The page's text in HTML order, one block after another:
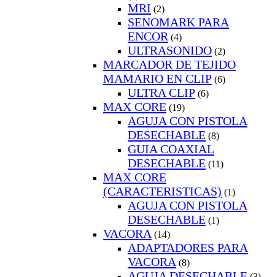
MRI (2)
SENOMARK PARA
ENCOR (4)
ULTRASONIDO (2)
MARCADOR DE TEJIDO
MAMARIO EN CLIP (6)
ULTRA CLIP (6)
MAX CORE (19)
AGUJA CON PISTOLA
DESECHABLE (8)
GUIA COAXIAL
DESECHABLE (11)
MAX CORE
(CARACTERISTICAS) (1)
AGUJA CON PISTOLA
DESECHABLE (1)
VACORA (14)
ADAPTADORES PARA
VACORA (8)